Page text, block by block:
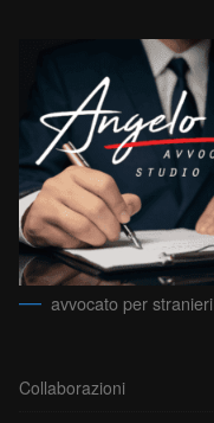
avvocato per stranieri
Collaborazioni